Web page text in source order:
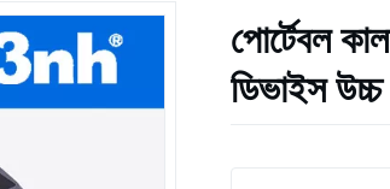
পোর্টেবল
ডিভাইস উচ্চ